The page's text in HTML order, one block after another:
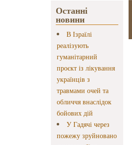
Останні
новини
В Ізраїлі
реалізують
гуманітарний
проєкт із лікування
українців з
травмами очей та
обличчя внаслідок
бойових дій
У Гадячі через
пожежу зруйновано